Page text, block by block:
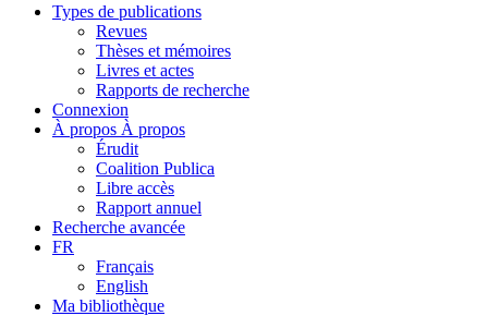
Types de publications
Revues
Thèses et mémoires
Livres et actes
Rapports de recherche
Connexion
À propos À propos
Érudit
Coalition Publica
Libre accès
Rapport annuel
Recherche avancée
FR
Français
English
Ma bibliothèque